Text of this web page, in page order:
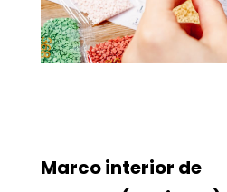
Marco interior de